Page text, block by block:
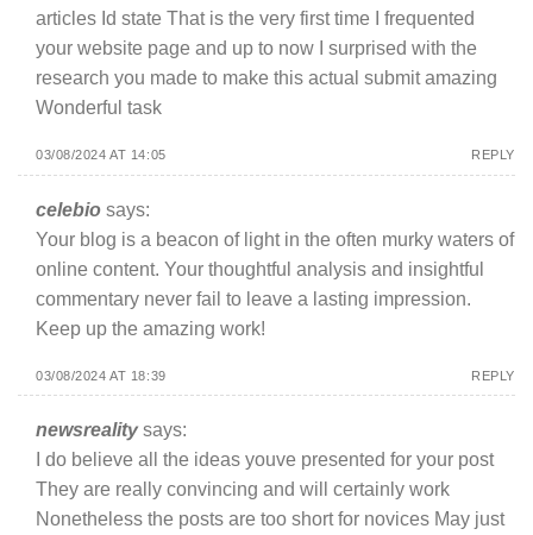
articles Id state That is the very first time I frequented
your website page and up to now I surprised with the
research you made to make this actual submit amazing
Wonderful task
03/08/2024 AT 14:05 REPLY
celebio says:
Your blog is a beacon of light in the often murky waters of
online content. Your thoughtful analysis and insightful
commentary never fail to leave a lasting impression.
Keep up the amazing work!
03/08/2024 AT 18:39 REPLY
newsreality says:
I do believe all the ideas youve presented for your post
They are really convincing and will certainly work
Nonetheless the posts are too short for novices May just